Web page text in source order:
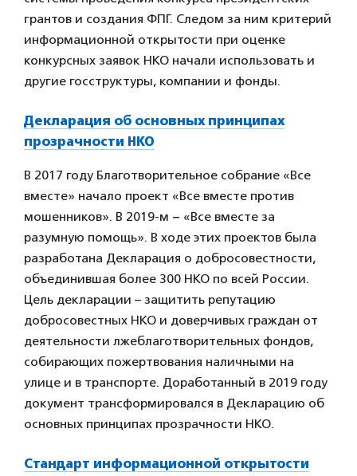
грантов и создания ФПГ. Следом за ним критерий
информационной открытости при оценке
конкурсных заявок НКО начали использовать и
другие госструктуры, компании и фонды.
Декларация об основных принципах
прозрачности НКО
В 2017 году Благотворительное собрание «Все
вместе» начало проект «Все вместе против
мошенников». В 2019-м − «Все вместе за
разумную помощь». В ходе этих проектов была
разработана Декларация о добросовестности,
объединившая более 300 НКО по всей России.
Цель декларации – защитить репутацию
добросовестных НКО и доверчивых граждан от
деятельности лжеблаготворительных фондов,
собирающих пожертвования наличными на
улице и в транспорте. Доработанный в 2019 году
документ трансформировался в Декларацию об
основных принципах прозрачности НКО.
Стандарт информационной открытости